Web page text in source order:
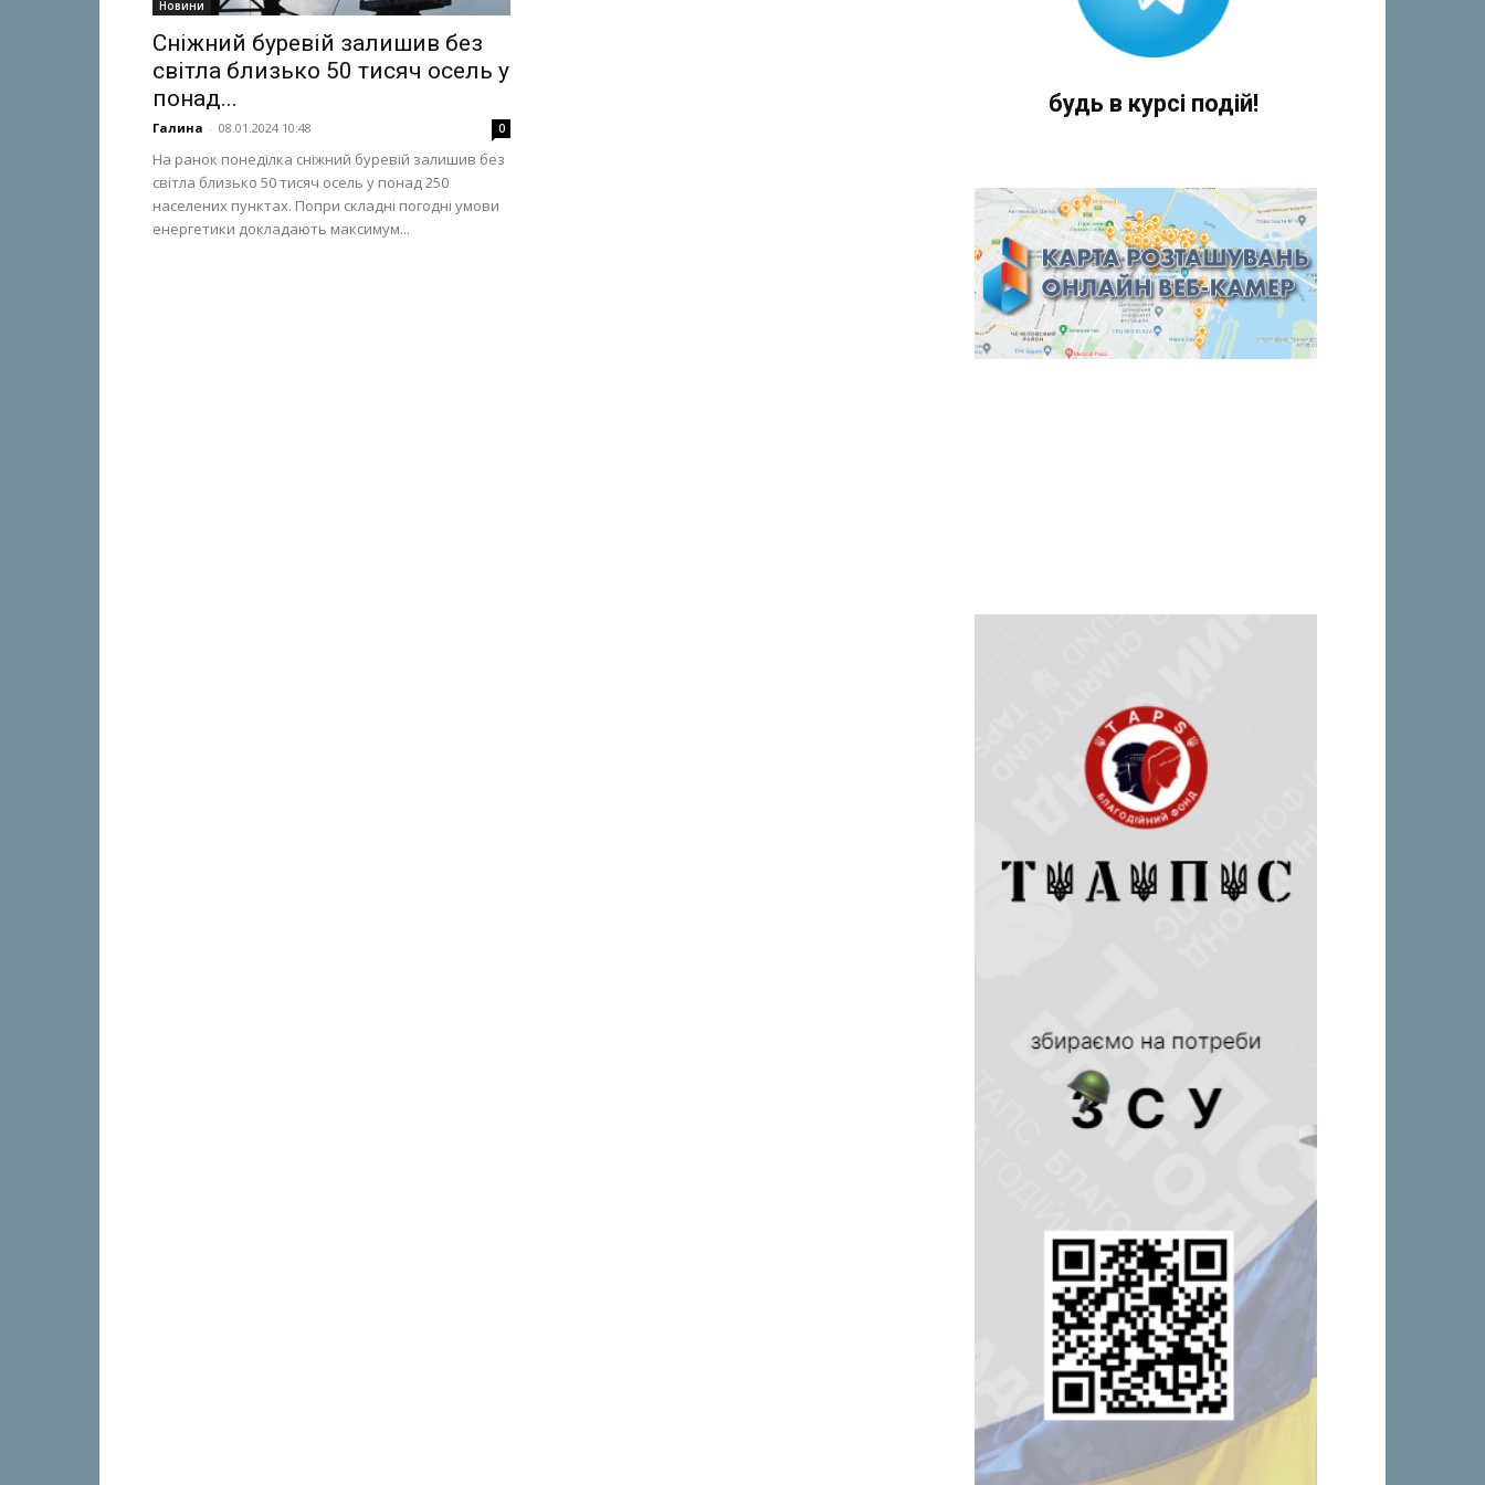
Новини
Сніжний буревій залишив без
світла близько 50 тисяч осель у
понад...
Галина - 08.01.2024 10:48 0
На ранок понеділка сніжний буревій залишив без
світла близько 50 тисяч осель у понад 250
населених пунктах. Попри складні погодні умови
енергетики докладають максимум...
будь в курсі подій!